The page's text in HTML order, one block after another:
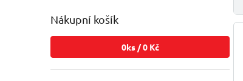
Nákupní košík
0ks /0 Kč